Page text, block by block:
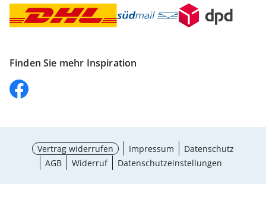
Finden Sie mehr Inspiration
Vertrag widerrufen Impressum
Datenschutz
AGB
Widerruf Datenschutzeinstellungen